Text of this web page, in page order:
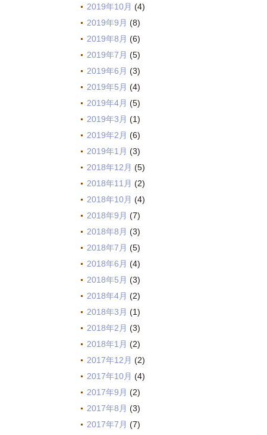
2019年10月 (4)
2019年9月 (8)
2019年8月 (6)
2019年7月 (5)
2019年6月 (3)
2019年5月 (4)
2019年4月 (5)
2019年3月 (1)
2019年2月 (6)
2019年1月 (3)
2018年12月 (5)
2018年11月 (2)
2018年10月 (4)
2018年9月 (7)
2018年8月 (3)
2018年7月 (5)
2018年6月 (4)
2018年5月 (3)
2018年4月 (2)
2018年3月 (1)
2018年2月 (3)
2018年1月 (2)
2017年12月 (2)
2017年10月 (4)
2017年9月 (2)
2017年8月 (3)
2017年7月 (7)